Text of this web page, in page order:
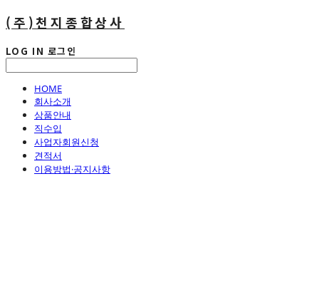
(주)천지종합상사
LOG IN 로그인
HOME
회사소개
상품안내
직수입
사업자회원신청
견적서
이용방법·공지사항